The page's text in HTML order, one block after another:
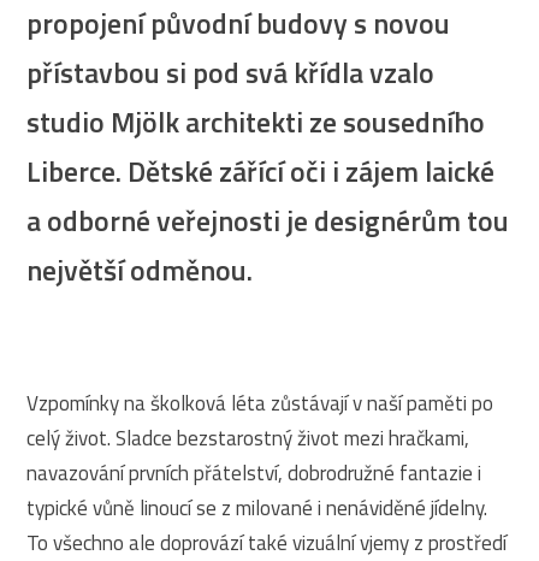
propojení původní budovy s novou
přístavbou si pod svá křídla vzalo
studio Mjölk architekti ze sousedního
Liberce. Dětské zářící oči i zájem laické
a odborné veřejnosti je designérům tou
největší odměnou.
Vzpomínky na školková léta zůstávají v naší paměti po
celý život. Sladce bezstarostný život mezi hračkami,
navazování prvních přátelství, dobrodružné fantazie i
typické vůně linoucí se z milované i nenáviděné jídelny.
To všechno ale doprovází také vizuální vjemy z prostředí